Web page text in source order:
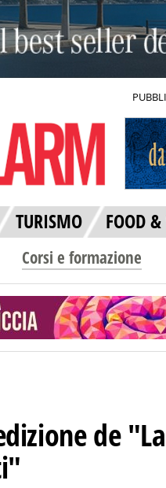
TURISMO FOOD
Corsi e formazione
de